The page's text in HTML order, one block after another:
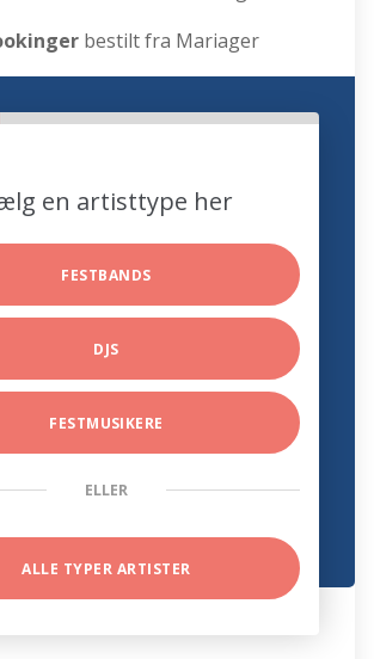
bestilt fra Mariager
en artisttype her
FESTBANDS
DJS
FESTMUSIKERE
ELLER
ALLE TYPER ARTISTER